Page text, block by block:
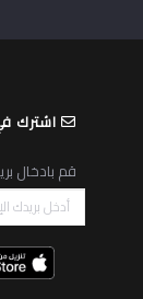
اشترك
قم بادخال